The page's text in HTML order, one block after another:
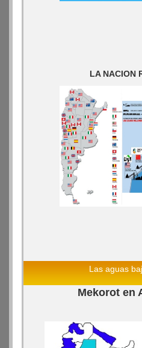
LA NACION
Las aguas
Mekorot en